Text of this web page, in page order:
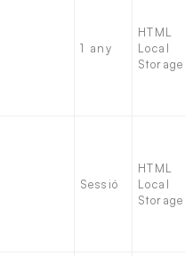
1 any
HTML
Local
Storage
Sessió
HTML
Local
Storage